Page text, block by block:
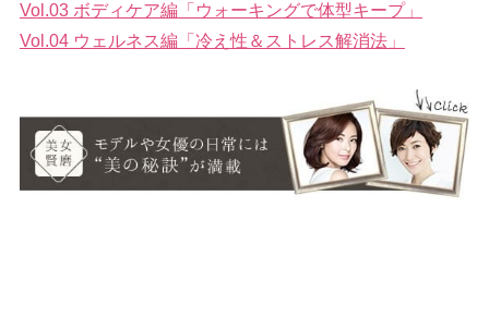
Vol.03 ボディケア編「ウォーキングで体型キープ」
Vol.04 ウェルネス編「冷え性＆ストレス解消法」